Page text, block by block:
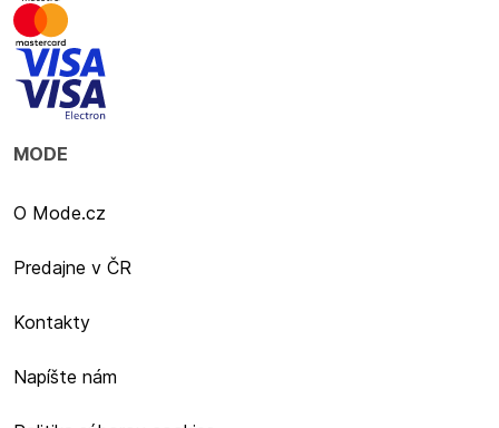
MODE
O Mode.cz
Predajne v ČR
Kontakty
Napíšte nám